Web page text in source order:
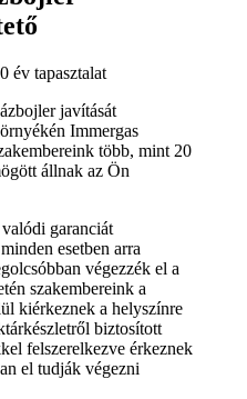
év tapasztalat
javítását
Immergas
több, mint 20
állnak az Ön
garanciát
esetben arra
végezzék el a
szakembereink a
kiérkeznek a helyszínre
biztosított
felszerelkezve érkeznek
el tudják végezni